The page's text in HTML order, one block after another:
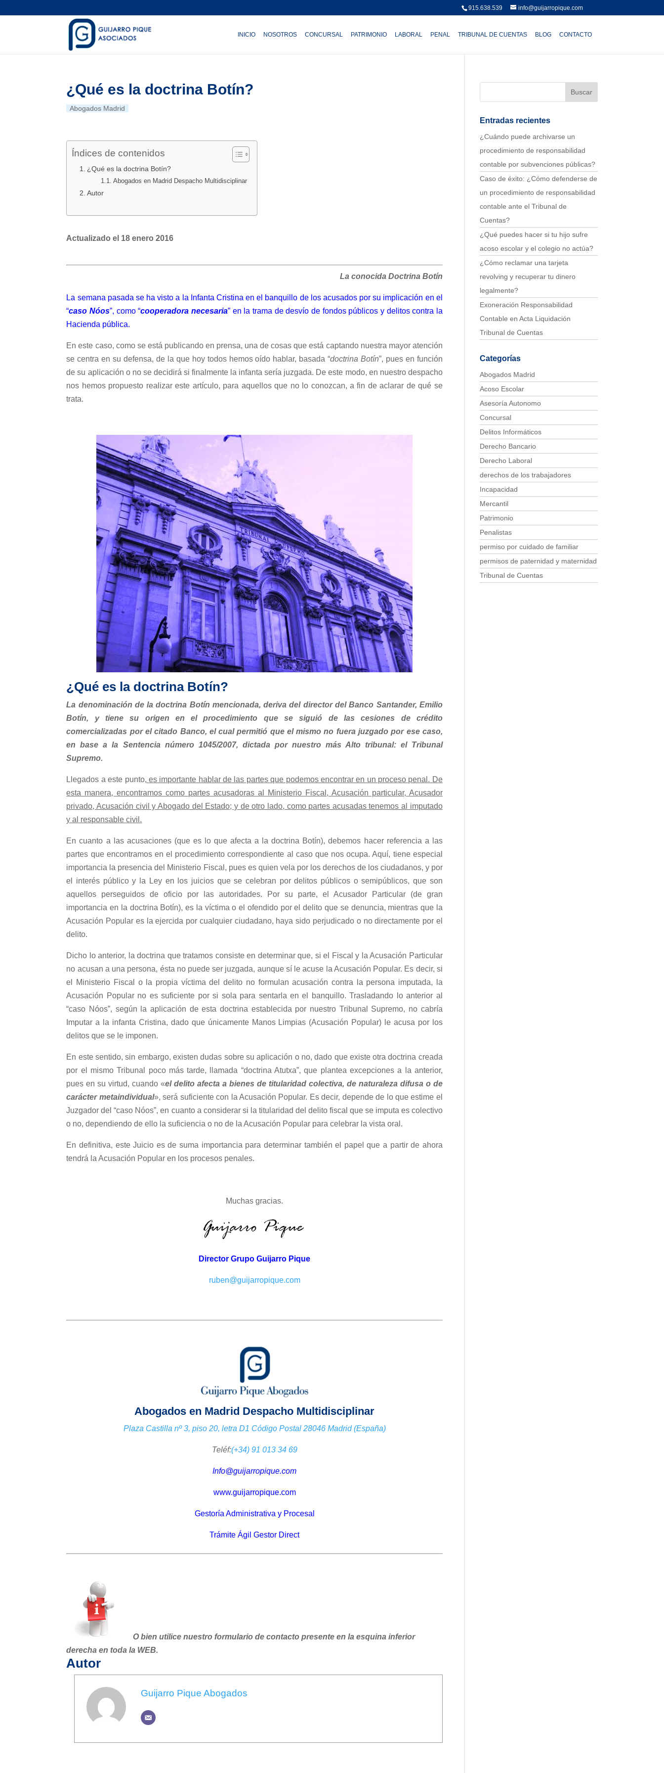
915.638.539 info@guijarropique.com
INICIO NOSOTROS CONCURSAL PATRIMONIO LABORAL PENAL TRIBUNAL DE CUENTAS BLOG CONTACTO
¿Qué es la doctrina Botín?
Abogados Madrid
Índices de contenidos
¿Qué es la doctrina Botín?
Abogados en Madrid Despacho Multidisciplinar
Autor
Actualizado el 18 enero 2016
La conocida Doctrina Botín
La semana pasada se ha visto a la Infanta Cristina en el banquillo de los acusados por su implicación en el
“caso Nóos”, como “cooperadora necesaria” en la trama de desvío de fondos públicos y delitos contra la
Hacienda pública.
En este caso, como se está publicando en prensa, una de cosas que está captando nuestra mayor atención
se centra en su defensa, de la que hoy todos hemos oído hablar, basada “doctrina Botín”, pues en función
de su aplicación o no se decidirá si finalmente la infanta sería juzgada. De este modo, en nuestro despacho
nos hemos propuesto realizar este artículo, para aquellos que no lo conozcan, a fin de aclarar de qué se
trata.
¿Qué es la doctrina Botín?
La denominación de la doctrina Botín mencionada, deriva del director del Banco Santander, Emilio
Botín, y tiene su origen en el procedimiento que se siguió de las cesiones de crédito
comercializadas por el citado Banco, el cual permitió que el mismo no fuera juzgado por ese caso,
en base a la Sentencia número 1045/2007, dictada por nuestro más Alto tribunal: el Tribunal
Supremo.
Llegados a este punto, es importante hablar de las partes que podemos encontrar en un proceso penal. De
esta manera, encontramos como partes acusadoras al Ministerio Fiscal, Acusación particular, Acusador
privado, Acusación civil y Abogado del Estado; y de otro lado, como partes acusadas tenemos al imputado
y al responsable civil.
En cuanto a las acusaciones (que es lo que afecta a la doctrina Botín), debemos hacer referencia a las
partes que encontramos en el procedimiento correspondiente al caso que nos ocupa. Aquí, tiene especial
importancia la presencia del Ministerio Fiscal, pues es quien vela por los derechos de los ciudadanos, y por
el interés público y la Ley en los juicios que se celebran por delitos públicos o semipúblicos, que son
aquellos perseguidos de oficio por las autoridades. Por su parte, el Acusador Particular (de gran
importancia en la doctrina Botín), es la víctima o el ofendido por el delito que se denuncia, mientras que la
Acusación Popular es la ejercida por cualquier ciudadano, haya sido perjudicado o no directamente por el
delito.
Dicho lo anterior, la doctrina que tratamos consiste en determinar que, si el Fiscal y la Acusación Particular
no acusan a una persona, ésta no puede ser juzgada, aunque sí le acuse la Acusación Popular. Es decir, si
el Ministerio Fiscal o la propia víctima del delito no formulan acusación contra la persona imputada, la
Acusación Popular no es suficiente por si sola para sentarla en el banquillo. Trasladando lo anterior al
“caso Nóos”, según la aplicación de esta doctrina establecida por nuestro Tribunal Supremo, no cabría
Imputar a la infanta Cristina, dado que únicamente Manos Limpias (Acusación Popular) le acusa por los
delitos que se le imponen.
En este sentido, sin embargo, existen dudas sobre su aplicación o no, dado que existe otra doctrina creada
por el mismo Tribunal poco más tarde, llamada “doctrina Atutxa”, que plantea excepciones a la anterior,
pues en su virtud, cuando «el delito afecta a bienes de titularidad colectiva, de naturaleza difusa o de
carácter metaindividual», será suficiente con la Acusación Popular. Es decir, depende de lo que estime el
Juzgador del “caso Nóos”, en cuanto a considerar si la titularidad del delito fiscal que se imputa es colectivo
o no, dependiendo de ello la suficiencia o no de la Acusación Popular para celebrar la vista oral.
En definitiva, este Juicio es de suma importancia para determinar también el papel que a partir de ahora
tendrá la Acusación Popular en los procesos penales.
Muchas gracias.
Director Grupo Guijarro Pique
ruben@guijarropique.com
Abogados en Madrid Despacho Multidisciplinar
Plaza Castilla nº 3, piso 20, letra D1 Código Postal 28046 Madrid (España)
Teléf:(+34) 91 013 34 69
Info@guijarropique.com
www.guijarropique.com
Gestoría Administrativa y Procesal
Trámite Ágil Gestor Direct
O bien utilice nuestro formulario de contacto presente en la esquina inferior
derecha en toda la WEB.
Autor
Guijarro Pique Abogados
Entradas recientes
¿Cuándo puede archivarse un
procedimiento de responsabilidad
contable por subvenciones públicas?
Caso de éxito: ¿Cómo defenderse de
un procedimiento de responsabilidad
contable ante el Tribunal de
Cuentas?
¿Qué puedes hacer si tu hijo sufre
acoso escolar y el colegio no actúa?
¿Cómo reclamar una tarjeta
revolving y recuperar tu dinero
legalmente?
Exoneración Responsabilidad
Contable en Acta Liquidación
Tribunal de Cuentas
Categorías
Abogados Madrid
Acoso Escolar
Asesoría Autonomo
Concursal
Delitos Informáticos
Derecho Bancario
Derecho Laboral
derechos de los trabajadores
Incapacidad
Mercantil
Patrimonio
Penalistas
permiso por cuidado de familiar
permisos de paternidad y maternidad
Tribunal de Cuentas